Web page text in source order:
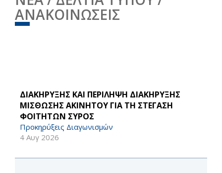
ΑΝΑΚΟΙΝΩΣΕΙΣ
ΔΙΑΚΗΡΥΞΗΣ ΚΑΙ ΠΕΡΙΛΗΨΗ ΔΙΑΚΗΡΥΞΗΣ
ΜΙΣΘΩΣΗΣ ΑΚΙΝΗΤΟΥ ΓΙΑ ΤΗ ΣΤΕΓΑΣΗ
ΦΟΙΤΗΤΩΝ ΣΥΡΟΣ
Προκηρύξεις Διαγωνισμών
4 Αυγ 2026